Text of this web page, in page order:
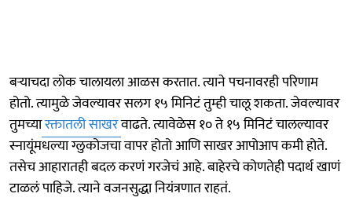
बऱ्याचदा लोक चालायला आळस करतात. त्याने पचनावरही परिणाम
होतो. त्यामुळे जेवल्यावर सलग १५ मिनिटं तुम्ही चालू शकता. जेवल्यावर
तुमच्यारक्तातली साखरवाढते. त्यावेळेस १० ते १५ मिनिटं चालल्यावर
स्नायूंमधल्या ग्लुकोजचा वापर होतो आणि साखर आपोआप कमी होते.
तसेच आहारातही बदल करणं गरजेचं आहे. बाहेरचे कोणतेही पदार्थ खाणं
टाळलं पाहिजे. त्याने वजनसुद्धा नियंत्रणात राहतं.